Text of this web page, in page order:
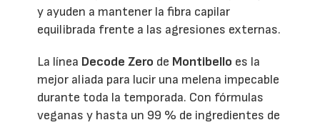
y ayuden a mantener la fibra capilar
equilibrada frente a las agresiones externas.
La línea Decode Zero de Montibello es la
mejor aliada para lucir una melena impecable
durante toda la temporada. Con fórmulas
veganas y hasta un 99 % de ingredientes de